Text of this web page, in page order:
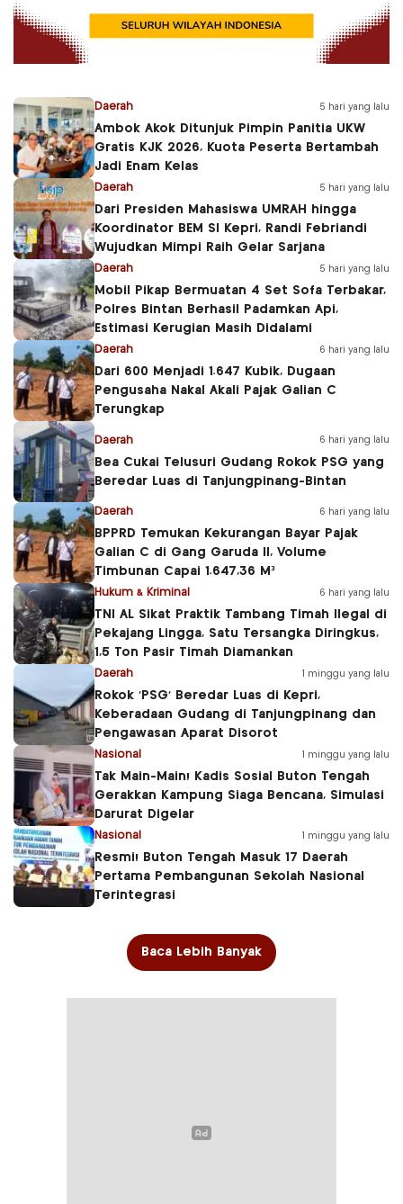
Daerah 5 hari yang lalu
Ambok Akok Ditunjuk Pimpin Panitia UKW
Gratis KJK 2026, Kuota Peserta Bertambah
Jadi Enam Kelas
Daerah 5 hari yang lalu
Dari Presiden Mahasiswa UMRAH hingga
Koordinator BEM SI Kepri, Randi Febriandi
Wujudkan Mimpi Raih Gelar Sarjana
Daerah 5 hari yang lalu
Mobil Pikap Bermuatan 4 Set Sofa Terbakar,
Polres Bintan Berhasil Padamkan Api,
Estimasi Kerugian Masih Didalami
Daerah 6 hari yang lalu
Dari 600 Menjadi 1.647 Kubik, Dugaan
Pengusaha Nakal Akali Pajak Galian C
Terungkap
Daerah 6 hari yang lalu
Bea Cukai Telusuri Gudang Rokok PSG yang
Beredar Luas di Tanjungpinang-Bintan
Daerah 6 hari yang lalu
BPPRD Temukan Kekurangan Bayar Pajak
Galian C di Gang Garuda II, Volume
Timbunan Capai 1.647,36 M³
Hukum & Kriminal 6 hari yang lalu
TNI AL Sikat Praktik Tambang Timah Ilegal di
Pekajang Lingga, Satu Tersangka Diringkus,
1,5 Ton Pasir Timah Diamankan
Daerah 1 minggu yang lalu
Rokok ‘PSG’ Beredar Luas di Kepri,
Keberadaan Gudang di Tanjungpinang dan
Pengawasan Aparat Disorot
Nasional 1 minggu yang lalu
Tak Main-Main! Kadis Sosial Buton Tengah
Gerakkan Kampung Siaga Bencana, Simulasi
Darurat Digelar
Nasional 1 minggu yang lalu
Resmi! Buton Tengah Masuk 17 Daerah
Pertama Pembangunan Sekolah Nasional
Terintegrasi
Baca Lebih Banyak